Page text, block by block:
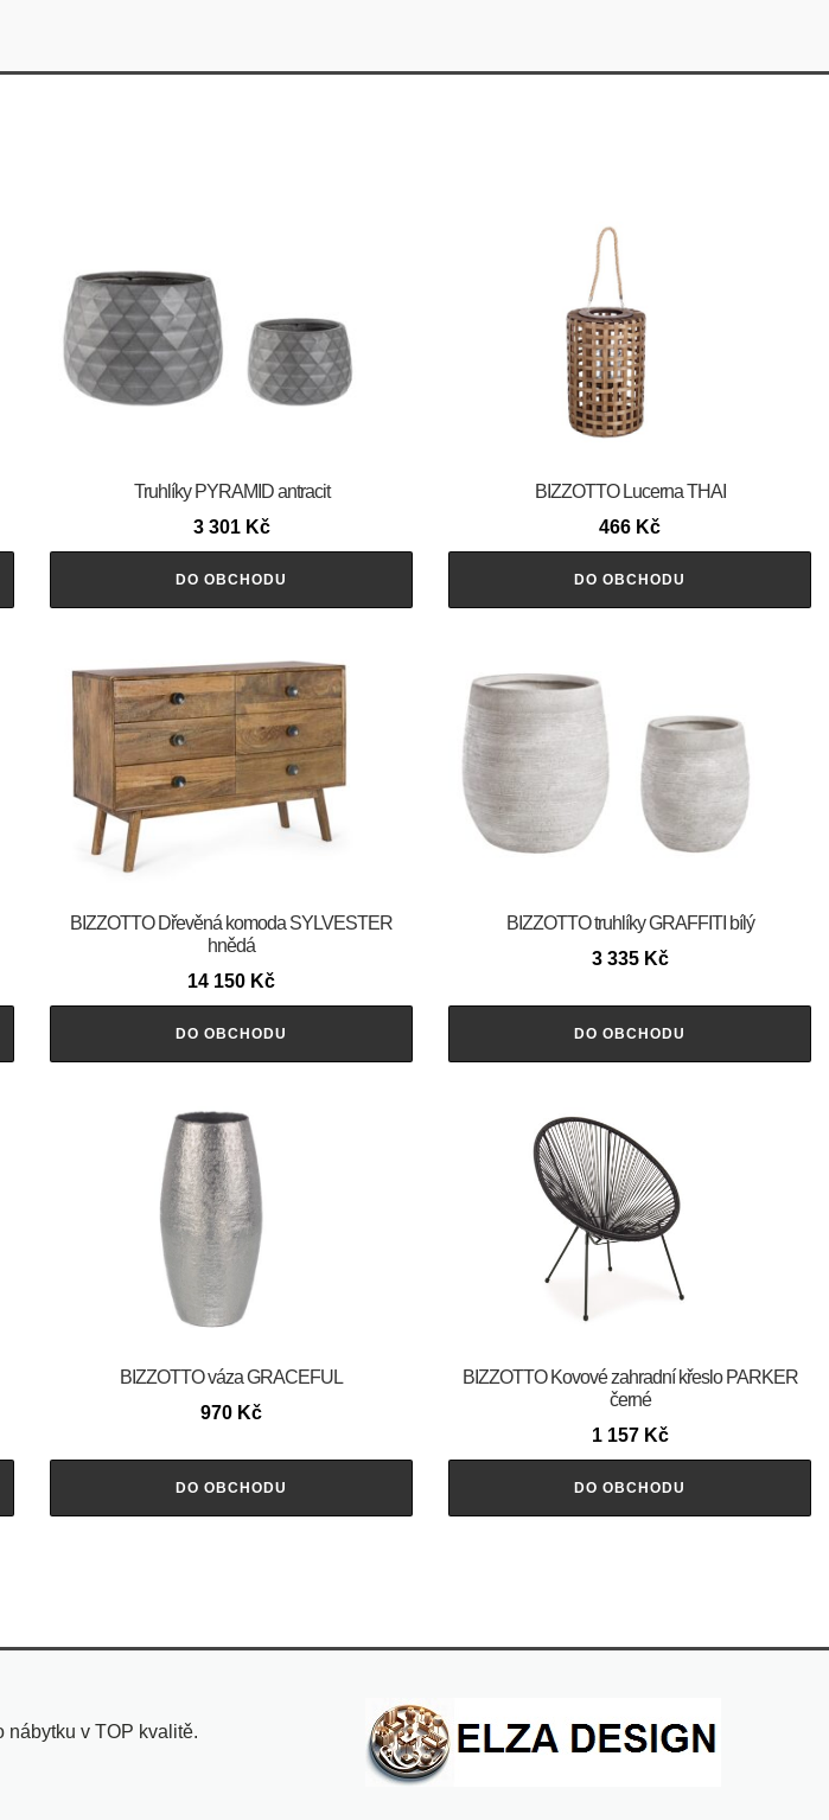
Truhlíky PYRAMID antracit
3 301 Kč
DO OBCHODU
BIZZOTTO Lucerna THAI
466 Kč
DO OBCHODU
BIZZOTTO Dřevěná komoda SYLVESTER
hnědá
14 150 Kč
DO OBCHODU
BIZZOTTO truhlíky GRAFFITI bílý
3 335 Kč
DO OBCHODU
BIZZOTTO váza GRACEFUL
970 Kč
DO OBCHODU
BIZZOTTO Kovové zahradní křeslo PARKER
černé
1 157 Kč
DO OBCHODU
nábytku v TOP kvalitě.